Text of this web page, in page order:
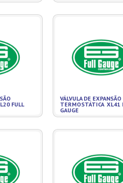
FULL
VÁLVULA DE EXPANSÃO
TERMOSTÁTICA XL41
GAUGE